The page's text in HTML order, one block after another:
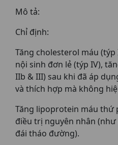
Mô tả:
Chỉ định:
Tăng cholesterol máu
nội sinh đơn lẻ (týp IV),
IIb & III) sau khi đã áp
và thích hợp mà không
Tăng lipoprotein máu thứ
điều trị nguyên nhân
đái tháo đường).